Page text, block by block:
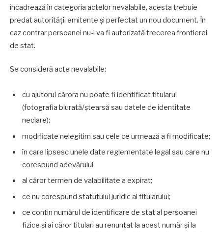
încadrează în categoria actelor nevalabile, acesta trebuie
predat autorității emitente și perfectat un nou document. În
caz contrar persoanei nu-i va fi autorizată trecerea frontierei
de stat.
Se consideră acte nevalabile:
cu ajutorul cărora nu poate fi identificat titularul
(fotografia blurată/ștearsă sau datele de identitate
neclare);
modificate nelegitim sau cele ce urmează a fi modificate;
în care lipsesc unele date reglementate legal sau care nu
corespund adevărului;
al căror termen de valabilitate a expirat;
ce nu corespund statutului juridic al titularului;
ce conțin numărul de identificare de stat al persoanei
fizice și ai căror titulari au renunțat la acest număr și la